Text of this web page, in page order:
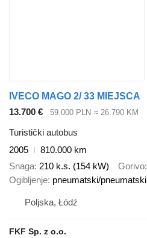
IVECO MAGO 2/ 33 MIEJSCA
13.700 €
59.000 PLN ≈ 26.790 KM
Turistički autobus
2005
810.000 km
Snaga 210 k.s. (154 kW) Gorivo
Ogibljenje pneumatski/pneumatski
Poljska, Łódź
FKF Sp. z o.o.